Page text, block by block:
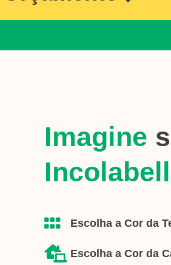
Imagine
Escolha a Cor da
Escolha a Cor da